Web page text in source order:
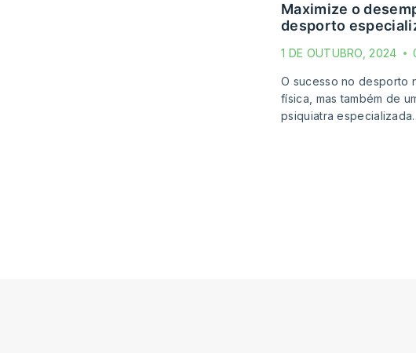
maximize o desempenho com psiquiatria do
desporto
1 DE OUTUBRO, 2024
O sucesso no desporto
física, mas também de
psiquiatra